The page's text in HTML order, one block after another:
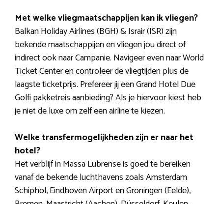
Met welke vliegmaatschappijen kan ik vliegen?
Balkan Holiday Airlines (BGH) & Israir (ISR) zijn
bekende maatschappijen en vliegen jou direct of
indirect ook naar Campanie. Navigeer even naar World
Ticket Center en controleer de vliegtijden plus de
laagste ticketprijs. Prefereer jij een Grand Hotel Due
Golfi pakketreis aanbieding? Als je hiervoor kiest heb
je niet de luxe om zelf een airline te kiezen.
Welke transfermogelijkheden zijn er naar het
hotel?
Het verblijf in Massa Lubrense is goed te bereiken
vanaf de bekende luchthavens zoals Amsterdam
Schiphol, Eindhoven Airport en Groningen (Eelde),